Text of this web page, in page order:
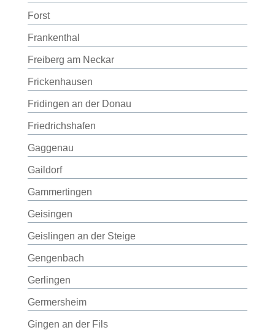
Forst
Frankenthal
Freiberg am Neckar
Frickenhausen
Fridingen an der Donau
Friedrichshafen
Gaggenau
Gaildorf
Gammertingen
Geisingen
Geislingen an der Steige
Gengenbach
Gerlingen
Germersheim
Gingen an der Fils